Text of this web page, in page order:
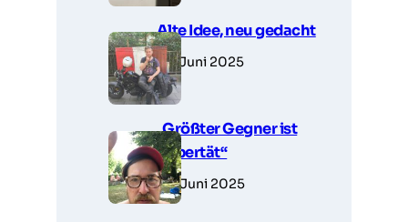
Alte Idee, neu gedacht
27. Juni 2025
„Größter Gegner ist
Pubertät“
26. Juni 2025